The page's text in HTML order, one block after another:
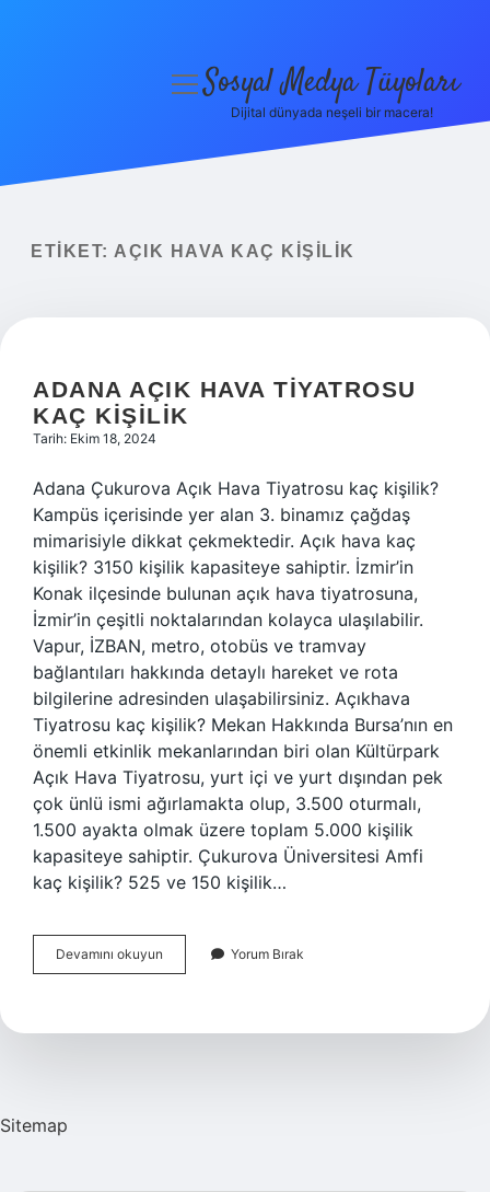
Yasal Uyarı
menüyüSosyal Medya Tüyoları
Dijital dünyada neşeli bir macera!
ETIKET: AÇIK HAVA KAÇ KIŞILIK
ADANA AÇIK HAVA TIYATROSU
KAÇ KIŞILIK
Tarih: Ekim 18, 2024
Adana Çukurova Açık Hava Tiyatrosu kaç kişilik?
Kampüs içerisinde yer alan 3. binamız çağdaş
mimarisiyle dikkat çekmektedir. Açık hava kaç
kişilik? 3150 kişilik kapasiteye sahiptir. İzmir’in
Konak ilçesinde bulunan açık hava tiyatrosuna,
İzmir’in çeşitli noktalarından kolayca ulaşılabilir.
Vapur, İZBAN, metro, otobüs ve tramvay
bağlantıları hakkında detaylı hareket ve rota
bilgilerine adresinden ulaşabilirsiniz. Açıkhava
Tiyatrosu kaç kişilik? Mekan Hakkında Bursa’nın en
önemli etkinlik mekanlarından biri olan Kültürpark
Açık Hava Tiyatrosu, yurt içi ve yurt dışından pek
çok ünlü ismi ağırlamakta olup, 3.500 oturmalı,
1.500 ayakta olmak üzere toplam 5.000 kişilik
kapasiteye sahiptir. Çukurova Üniversitesi Amfi
kaç kişilik? 525 ve 150 kişilik…
Devamını okuyun
Açık
Kaç
Yorum Bırak
Sitemap